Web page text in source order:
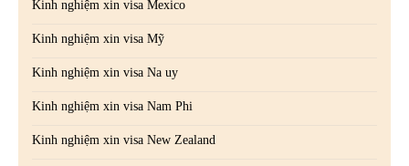
Kinh nghiệm xin visa Mexico
Kinh nghiệm xin visa Mỹ
Kinh nghiệm xin visa Na uy
Kinh nghiệm xin visa Nam Phi
Kinh nghiệm xin visa New Zealand